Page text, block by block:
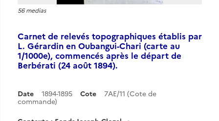
56 medias
Carnet de relevés topographiques établis par
L. Gérardin en Oubangui-Chari (carte au
1/1000e), commencés après le départ de
Berbérati (24 août 1894).
Date 1894-1895 Cote
7AE/11 (Cote de
commande)